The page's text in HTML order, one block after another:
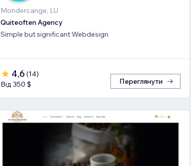
Mondercange, LU
Quiteoften Agency
Simple but significant Webdesign
4,6 (14)
Від 350 $
Переглянути